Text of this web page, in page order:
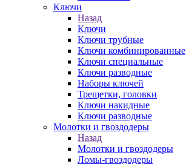
Ключи
Назад
Ключи
Ключи трубные
Ключи комбинированные
Ключи специальные
Ключи разводные
Наборы ключей
Трещетки, головки
Ключи накидные
Ключи разводные
Молотки и гвоздодеры
Назад
Молотки и гвоздодеры
Ломы-гвоздодеры